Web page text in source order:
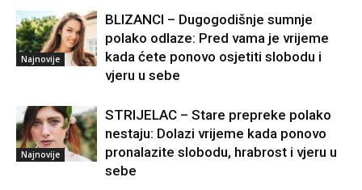
Najnovije
BLIZANCI – Dugogodišnje sumnje
polako odlaze: Pred vama je vrijeme
kada ćete ponovo osjetiti slobodu i
vjeru u sebe
Najnovije
STRIJELAC – Stare prepreke polako
nestaju: Dolazi vrijeme kada ponovo
pronalazite slobodu, hrabrost i vjeru u
sebe